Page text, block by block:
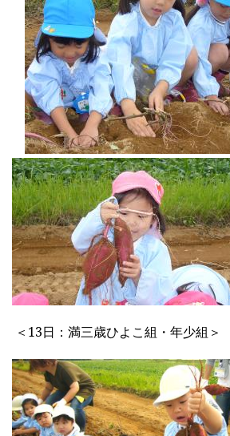
＜13日：満三歳ひよこ組・年少組＞